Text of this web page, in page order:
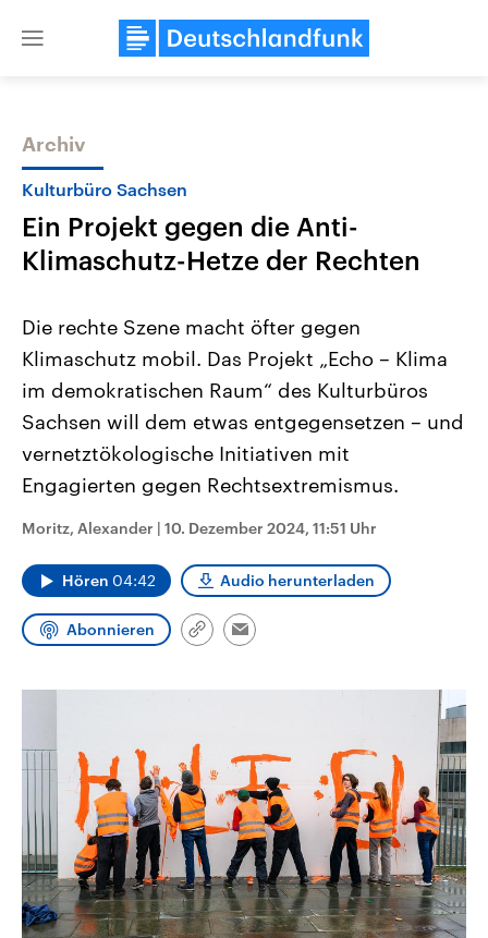
Close
Themen
Landtagswahl Sachsen-Anhalt
2026
Alle Informationen
Sachsen-Anhalt wählt am 6.
September 2026 einen neuen
Landtag. Seit 2021 wird das
Bundesland von einer Koalition aus
CDU, SPD und FDP regiert.-
Umfragen, Prognosen,
Wahlprogramme, aktuelle Berichte
und Kandidaten der anstehenden
Wahl.
USA
Aktuelle Beiträge,
Hintergründe
Wirtschaftlich und
gehören die Vereinigten
den mächtigsten Ländern
mit großem Einfluss auf
Archiv
Kulturbüro Sachsen
Ein Projekt gegen die Anti-
Klimaschutz-Hetze der Rechten
Die rechte Szene macht öfter gegen
Klimaschutz mobil. Das Projekt „Echo – Klima
im demokratischen Raum“ des Kulturbüros
Sachsen will dem etwas entgegensetzen – und
vernetztökologische Initiativen mit
Engagierten gegen Rechtsextremismus.
Moritz, Alexander | 10. Dezember 2024, 11:51 Uhr
Hören 04:42 Audio herunterladen
Abonnieren
Link
Email